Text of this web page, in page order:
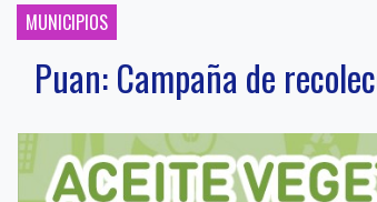
MUNICIPIOS
Puan: Campaña de